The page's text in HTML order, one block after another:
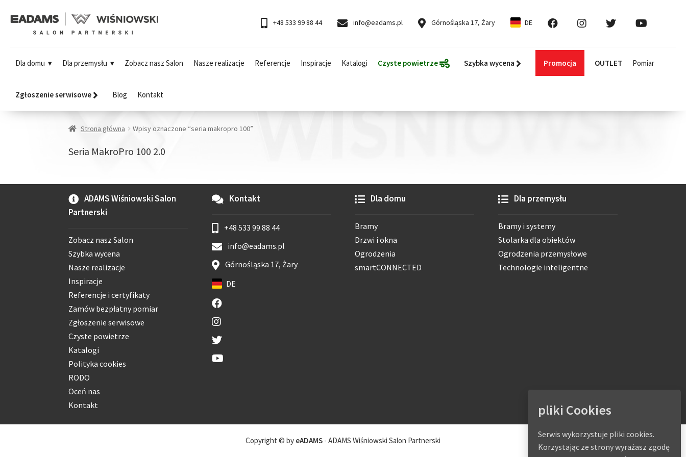
+48 533 99 88 44 info@eadams.pl Górnośląska 17, Żary DE
Dla domu Dla przemysłu Zobacz nasz Salon Nasze realizacje Referencje Inspiracje Katalogi Czyste powietrze Szybka wycena Promocja OUTLET Pomiar
Zgłoszenie serwisowe Blog Kontakt
Strona główna Wpisy oznaczone “seria makropro 100”
Seria MakroPro 100 2.0
ADAMS Wiśniowski Salon
Partnerski
Zobacz nasz Salon
Szybka wycena
Nasze realizacje
Inspiracje
Referencje i certyfikaty
Zamów bezpłatny pomiar
Zgłoszenie serwisowe
Czyste powietrze
Katalogi
Polityka cookies
RODO
Oceń nas
Kontakt
Kontakt
+48 533 99 88 44
info@eadams.pl
Górnośląska 17, Żary
DE
Dla domu
Bramy
Drzwi i okna
Ogrodzenia
smartCONNECTED
Dla przemysłu
Bramy i systemy
Stolarka dla obiektów
Ogrodzenia przemysłowe
Technologie inteligentne
Copyright © by eADAMS - ADAMS Wiśniowski Salon Partnerski
pliki Cookies
Serwis wykorzystuje pliki cookies.
Korzystając ze strony wyrażasz zgodę